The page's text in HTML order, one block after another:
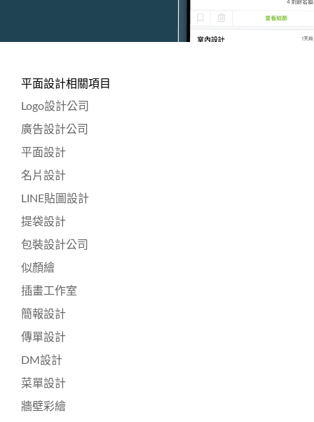
平面設計相關項目
Logo設計公司
廣告設計公司
平面設計
名片設計
LINE貼圖設計
提袋設計
包裝設計公司
似顏繪
插畫工作室
簡報設計
傳單設計
DM設計
菜單設計
牆壁彩繪